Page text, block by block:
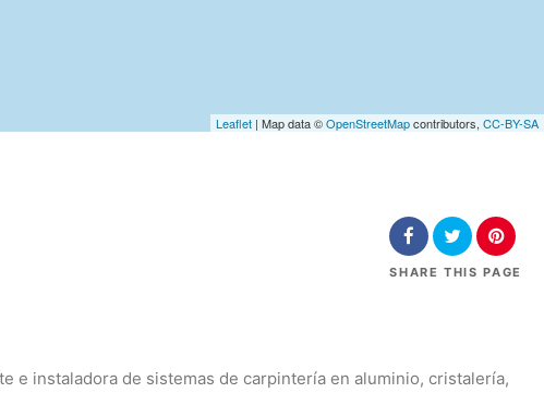
Leaflet | Map data ©OpenStreetMapcontributors, CC-BY-SA
SHARE THIS PAGE
e instaladora de sistemas de carpintería en aluminio, cristalería,